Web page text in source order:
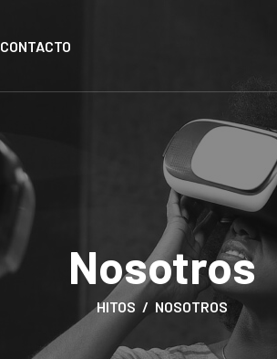
CONTACTO
Nosotros
HITOS NOSOTROS